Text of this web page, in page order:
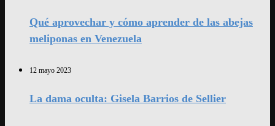
Qué aprovechar y cómo aprender de las abejas
meliponas en Venezuela
12 mayo 2023
La dama oculta: Gisela Barrios de Sellier